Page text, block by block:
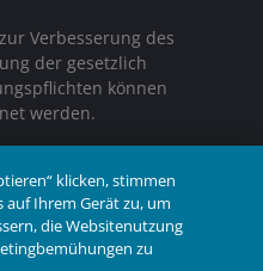
Verbesserung des
der gesetzlich
können
werden.
der Janus Henderson
©
klicken, stimmen
auf Ihrem Gerät zu, um
die Websitenutzung
zu